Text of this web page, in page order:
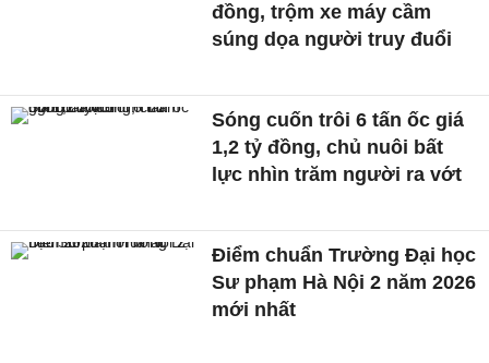
đồng, trộm xe máy cầm
súng dọa người truy đuổi
Sóng cuốn trôi 6 tấn ốc giá
1,2 tỷ đồng, chủ nuôi bất
lực nhìn trăm người ra vớt
Điểm chuẩn Trường Đại học
Sư phạm Hà Nội 2 năm 2026
mới nhất